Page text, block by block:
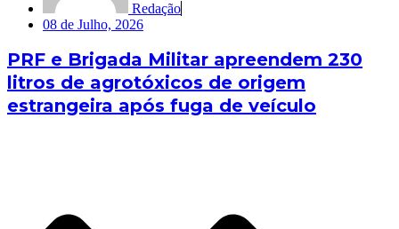
Redação
08 de Julho, 2026
PRF e Brigada Militar apreendem 230
litros de agrotóxicos de origem
estrangeira após fuga de veículo